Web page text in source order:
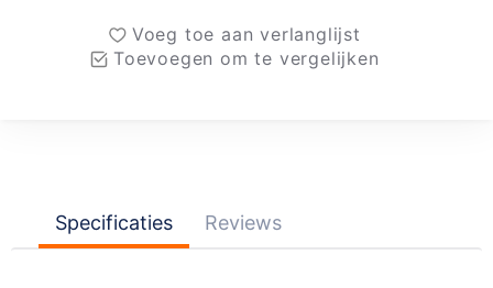
Voeg toe aan verlanglijst
Toevoegen om te vergelijken
Specificaties Reviews